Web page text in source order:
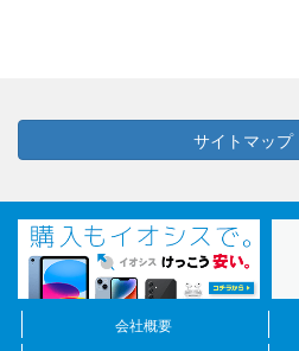
サイトマップ
会社概要